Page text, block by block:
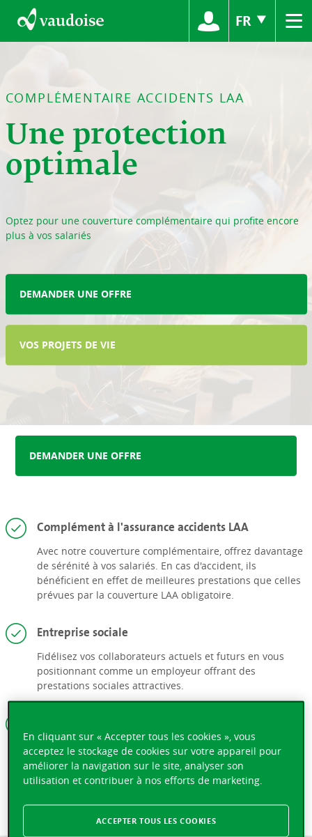
FR ≡
COMPLÉMENTAIRE ACCIDENTS LAA
Une protection
optimale
Optez pour une couverture complémentaire qui profite encore
plus à vos salariés
DEMANDER UNE OFFRE
VOS PROJETS DE VIE
DEMANDER UNE OFFRE
Complément à l'assurance accidents LAA
Avec notre couverture complémentaire, offrez davantage
de sérénité à vos salariés. En cas d'accident, ils
bénéficient en effet de meilleures prestations que celles
prévues par la couverture LAA obligatoire.
Entreprise sociale
Fidélisez vos collaborateurs actuels et futurs en vous
positionnant comme un employeur offrant des
prestations sociales attractives.
Optez pour une complémentaire LAA auprès de la
Vaudoise, même si votre assurance accidents LAA a été
conclue auprès d'un autre assureur tel que la SUVA.
En cliquant sur « Accepter tous les cookies », vous
acceptez le stockage de cookies sur votre appareil pour
améliorer la navigation sur le site, analyser son
utilisation et contribuer à nos efforts de marketing.
ACCEPTER TOUS LES COOKIES